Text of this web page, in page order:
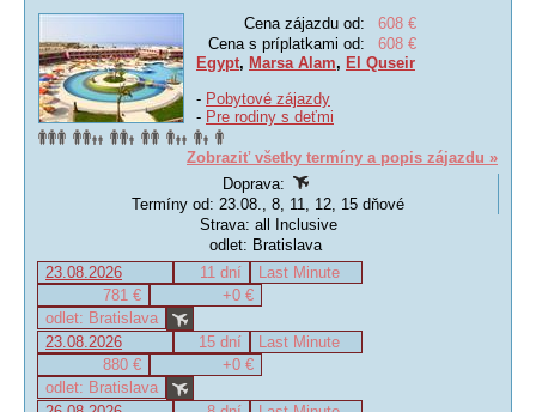
Cena zájazdu od:
608 €
Cena s príplatkami od:
608 €
Egypt, Marsa Alam, El Quseir
- Pobytové zájazdy
- Pre rodiny s deťmi
Zobraziť všetky termíny a popis zájazdu »
Doprava:
Termíny od: 23.08., 8, 11, 12, 15 dňové
Strava: all Inclusive
odlet: Bratislava
23.08.2026
11 dní
Last Minute
781 €
+0 €
odlet: Bratislava
23.08.2026
15 dní
Last Minute
880 €
+0 €
odlet: Bratislava